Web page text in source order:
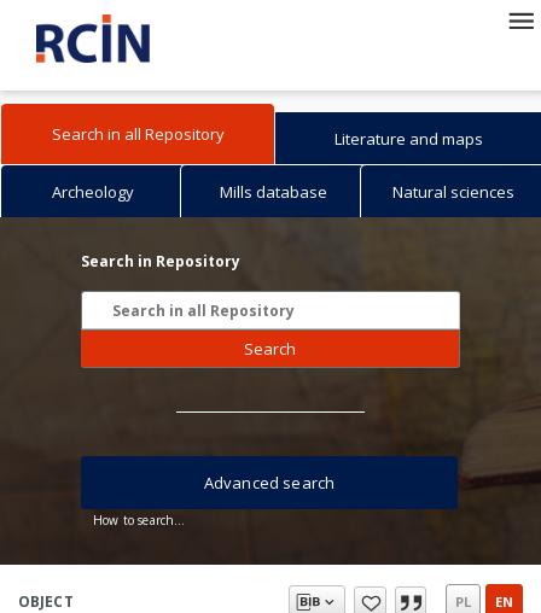
Search in all Repository Literature and maps
Archeology Mills database Natural sciences
Search in Repository
Search
How to search...
Advanced search
OBJECT PL EN